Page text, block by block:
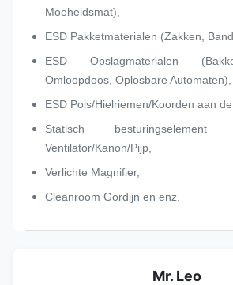
Moeheidsmat),
ESD Pakketmaterialen (Zakken,
ESD Opslagmaterialen
Omloopdoos, Oplosbare Automaten),
ESD Pols/Hielriemen/Koorden aan
Statisch
Ventilator/Kanon/Pijp,
Verlichte Magnifier,
Cleanroom Gordijn en enz.
Mr. Leo